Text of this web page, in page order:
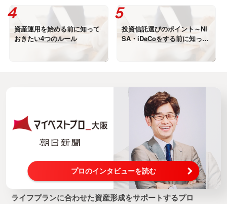
資産運用を始める前に知って
おきたい4つのルール
投資信託選びのポイント～NI
SA・iDeCoをする前に知って
プロのインタビューを読む
ライフプランに合わせた資産形成をサポートするプロ